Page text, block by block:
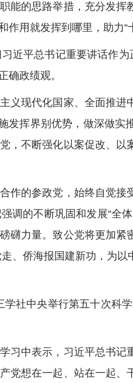
能的思路举措，充分发
用就发挥到哪里，助力“
平总书记重要讲话作为
确政绩观。
现代化国家、全面推进
发挥界别优势，做深做
，不断强化以案促改、
的参政党，始终自觉接
的不断巩固和发展“全
力量。致公党将更加紧
、侨海报国建新功，为
中央举行第五十次科学
中表示，习近平总书记
党想在一起、站在一起